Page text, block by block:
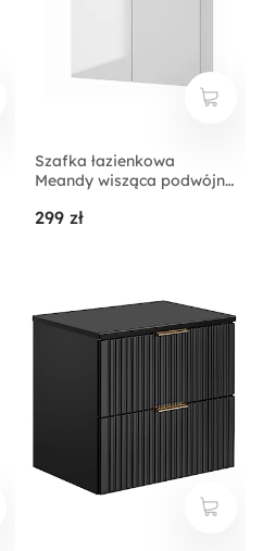
Szafka łazienkowa
Meandy wisząca podwójna
299 zł